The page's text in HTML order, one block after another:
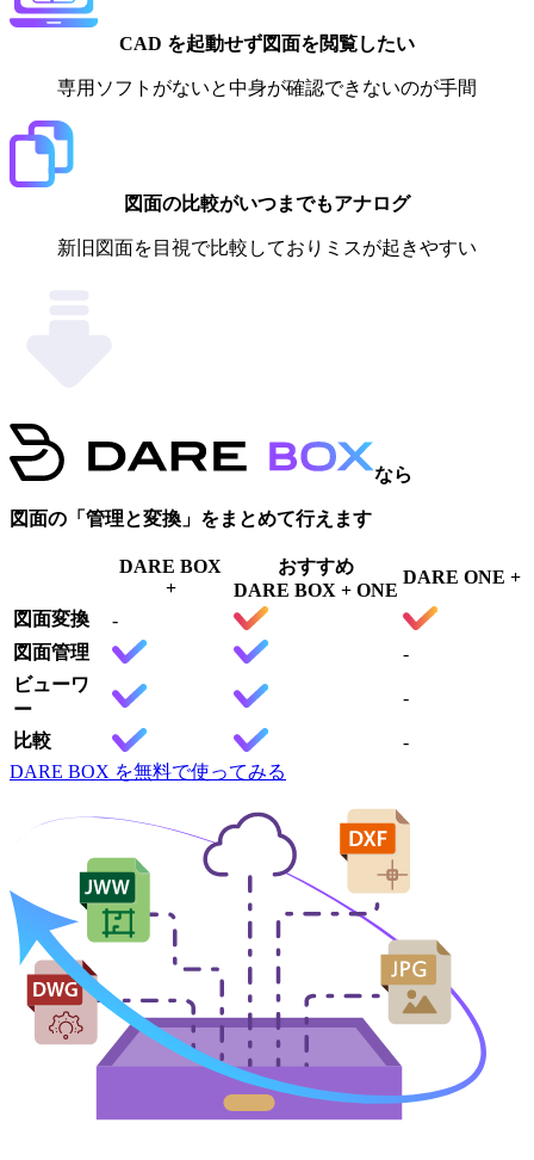
CAD を起動せず図面を閲覧したい
専用ソフトがないと中身が確認できないのが手間
図面の比較がいつまでもアナログ
新旧図面を目視で比較しておりミスが起きやすい
なら
図面の「管理と変換」をまとめて行えます
DARE BOX
+
おすすめ
DARE BOX + ONE
DARE ONE +
図面変換
-
図面管理
-
ビューワ
ー
-
比較
-
DARE BOX を無料で使ってみる